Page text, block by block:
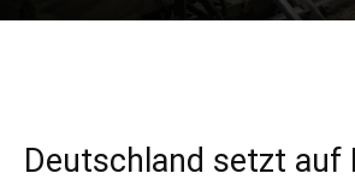
Deutschland setzt auf